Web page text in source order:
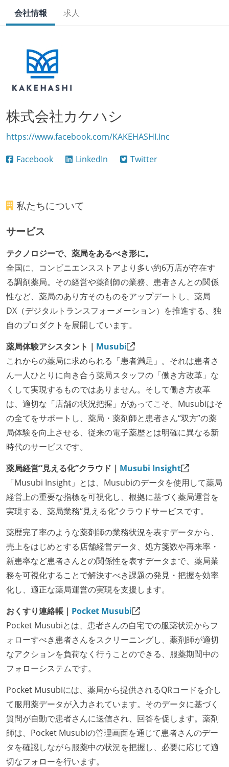
会社情報 求人
株式会社カケハシ
https://www.facebook.com/KAKEHASHI.Inc
Facebook
LinkedIn Twitter
私たちについて
サービス
テクノロジーで、薬局をあるべき形に。
全国に、コンビニエンスストアより多い約6万店が存在す
る調剤薬局。その経営や薬剤師の業務、患者さんとの関係
性など、薬局のあり方そのものをアップデートし、薬局
DX（デジタルトランスフォーメーション）を推進する、独
自のプロダクトを展開しています。
薬局体験アシスタント｜ Musubi
これからの薬局に求められる「患者満足」。それは患者さ
ん一人ひとりに向き合う薬局スタッフの「働き方改革」な
くして実現するものではありません。そして働き方改革
は、適切な「店舗の状況把握」があってこそ。Musubiはそ
の全てをサポートし、薬局・薬剤師と患者さん“双方”の薬
局体験を向上させる、従来の電子薬歴とは明確に異なる新
時代のサービスです。
薬局経営“見える化”クラウド｜ Musubi Insight
「Musubi Insight」とは、Musubiのデータを使用して薬局
経営上の重要な指標を可視化し、根拠に基づく薬局運営を
実現する、薬局業務“見える化”クラウドサービスです。
薬歴完了率のような薬剤師の業務状況を表すデータから、
売上をはじめとする店舗経営データ、処方箋数や再来率・
新患率など患者さんとの関係性を表すデータまで、薬局業
務を可視化することで解決すべき課題の発見・把握を効率
化し、適正な薬局運営の実現を支援します。
おくすり連絡帳｜ Pocket Musubi
Pocket Musubiとは、患者さんの自宅での服薬状況からフ
ォローすべき患者さんをスクリーニングし、薬剤師が適切
なアクションを負荷なく行うことのできる、服薬期間中の
フォローシステムです。
Pocket Musubiには、薬局から提供されるQRコードを介し
て服用薬データが入力されています。そのデータに基づく
質問が自動で患者さんに送信され、回答を促します。薬剤
師は、Pocket Musubiの管理画面を通じて患者さんのデー
タを確認しながら服薬中の状況を把握し、必要に応じて適
切なフォローを行います。